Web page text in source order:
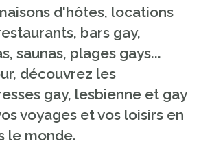
d'hôtes, locations
bars gay,
saunas, plages gays...
découvrez les
gay, lesbienne et gay
voyages et vos loisirs en
le monde.